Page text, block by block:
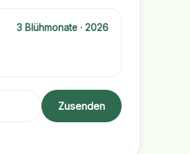
3 Blühmonate · 2026
Zusenden